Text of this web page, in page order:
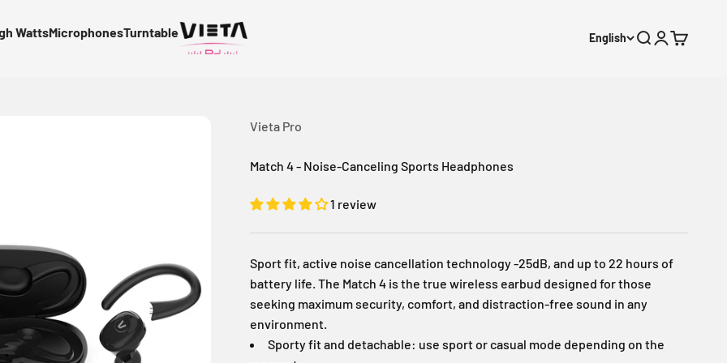
WattsMicrophonesTurntable English Open search
OpenOpen cart
Vieta Pro
Match 4 - Noise-Canceling Sports Headphones
1 review
Sport fit, active noise cancellation technology -25dB, and up to 22 hours of
battery life. The Match 4 is the true wireless earbud designed for those
seeking maximum security, comfort, and distraction-free sound in any
environment.
Sporty fit and detachable: use sport or casual mode depending on the